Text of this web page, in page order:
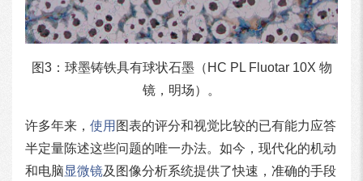
图3：球墨铸铁具有球状石墨（HC PL Fluotar 10X 物
镜，明场）。
许多年来， 使用 图表的评分和视觉比较的已有能力应答
半定量陈述这些问题的唯一办法。如今，现代化的机动
和电脑显微镜及图像分析系统提供了快速，准确的手段